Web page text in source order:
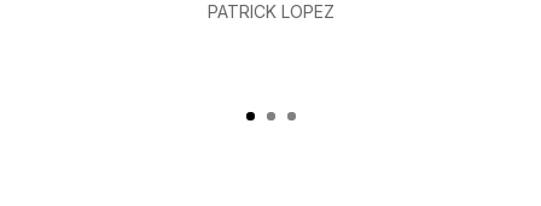
PATRICK LOPEZ